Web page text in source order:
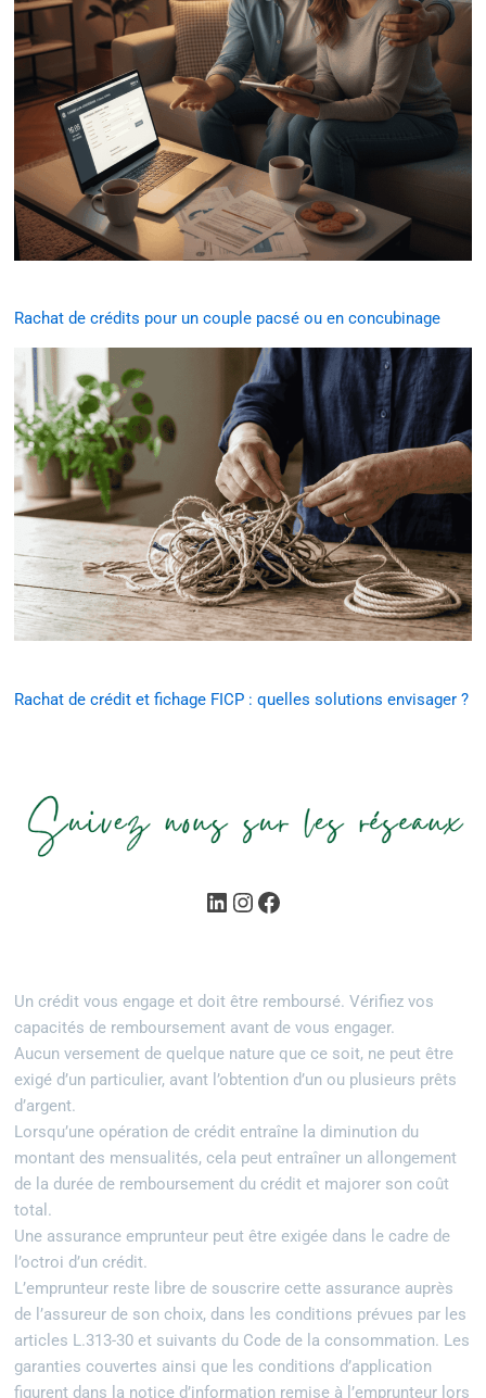
Rachat de crédits pour un couple pacsé ou en concubinage
Rachat de crédit et fichage FICP : quelles solutions envisager ?
Un crédit vous engage et doit être remboursé. Vérifiez vos
capacités de remboursement avant de vous engager.
Aucun versement de quelque nature que ce soit, ne peut être
exigé d’un particulier, avant l’obtention d’un ou plusieurs prêts
d’argent.
Lorsqu’une opération de crédit entraîne la diminution du
montant des mensualités, cela peut entraîner un allongement
de la durée de remboursement du crédit et majorer son coût
total.
Une assurance emprunteur peut être exigée dans le cadre de
l’octroi d’un crédit.
L’emprunteur reste libre de souscrire cette assurance auprès
de l’assureur de son choix, dans les conditions prévues par les
articles L.313-30 et suivants du Code de la consommation. Les
garanties couvertes ainsi que les conditions d’application
figurent dans la notice d’information remise à l’emprunteur lors